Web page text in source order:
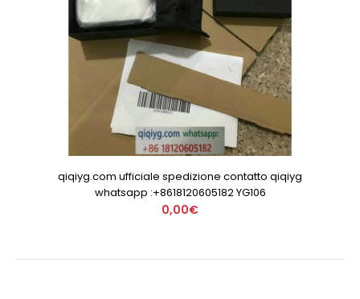
qiqiyg.com ufficiale spedizione contatto qiqiyg
whatsapp :+8618120605182 YG106
0,00€